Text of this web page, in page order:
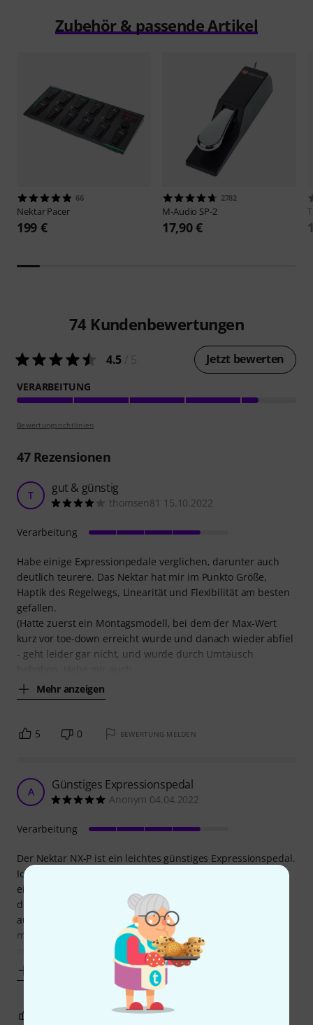
Zubehör & passende Artikel
66
NektarPacer
199 €
2782
M-Audio SP-2
17,90 €
74 Kundenbewertungen
4.5 Jetzt bewerten
VERARBEITUNG
Bewertungsrichtlinien
47Rezensionen
T gut & günstig
thomsen81 15.10.2022
Habe einige Expressionpedale verglichen, darunter auch
deutlich teurere. Das Nektar hat mir im Punkto Größe,
Haptik des Regelwegs, Linearität und Flexibilität am besten
gefallen.
(Hatte zuerst ein Montagsmodell, bei dem der Max-Wert
kurz vor toe-down erreicht wurde und danach wieder abfiel
- geht leider gar nicht, und wurde durch Umtausch
Mehr anzeigen
Verarbeitung
5 0 BEWERTUNG MELDEN
A Günstiges Expressionspedal
Anonym 04.04.2022
Der Nektar NX-P ist ein leichtes günstiges Expressionspedal.
Ich habe das an mein Kemper und es funktioniert
einwandfrei und ist sogar noch einstellbar. Entgegen auf
den Fotos sichtbar ist das Pedal mit ein festes Stereokabel
ausgestattet. Ich hatte extra ein kurzes Stereokabel
mitbestellt was ich jetzt aber nicht benötige. Ist aber nicht
Verarbeitung
BEWERTUNG MELDEN